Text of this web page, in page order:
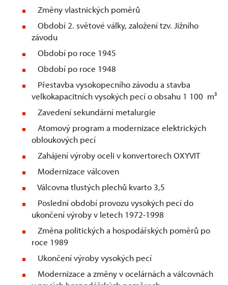
Změny vlastnických poměrů
Období 2. světové války, založení tzv. Jižního
závodu
Období po roce 1945
Období po roce 1948
Přestavba vysokopecního závodu a stavba
velkokapacitních vysokých pecí o obsahu 1 100 m³
Zavedení sekundární metalurgie
Atomový program a modernizace elektrických
obloukových pecí
Zahájení výroby oceli v konvertorech OXYVIT
Modernizace válcoven
Válcovna tlustých plechů kvarto 3,5
Poslední období provozu vysokých pecí do
ukončení výroby v letech 1972-1998
Změna politických a hospodářských poměrů po
roce 1989
Ukončení výroby vysokých pecí
Modernizace a změny v ocelárnách a válcovnách